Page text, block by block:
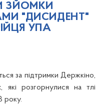
ЗЙОМКИ
"ДИСИДЕНТ"
УПА
за підтримки Держкіно,
які розгорнулися на тлі
року.